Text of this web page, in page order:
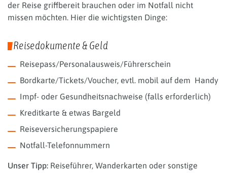
der Reise griffbereit brauchen oder im Notfall nicht
missen möchten. Hier die wichtigsten Dinge:
Reisedokumente & Geld
Reisepass/Personalausweis/Führerschein
Bordkarte/Tickets/Voucher, evtl. mobil auf dem Handy
Impf- oder Gesundheitsnachweise (falls erforderlich)
Kreditkarte & etwas Bargeld
Reiseversicherungspapiere
Notfall-Telefonnummern
Unser Tipp: Reiseführer, Wanderkarten oder sonstige